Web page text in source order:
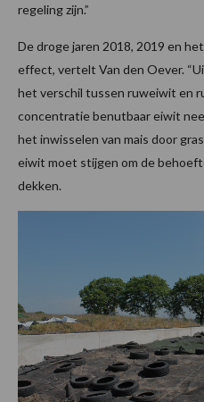
regeling zijn.”
De droge jaren 2018, 2019 en
effect, vertelt Van den Oever.
het verschil tussen ruweiwit en
concentratie benutbaar eiwit
het inwisselen van mais door
eiwit moet stijgen om de
dekken.